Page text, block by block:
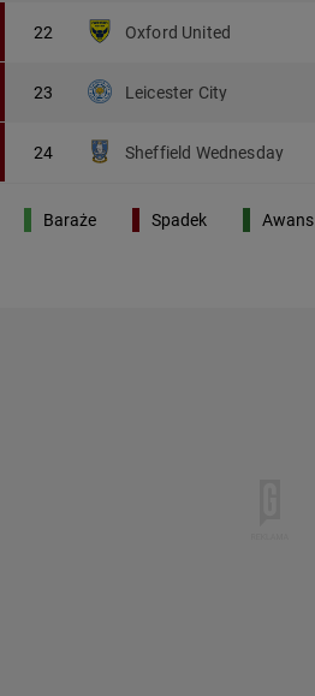
22 Oxford United
23 Leicester City
24 Sheffield Wednesday
Baraże Spadek Awans